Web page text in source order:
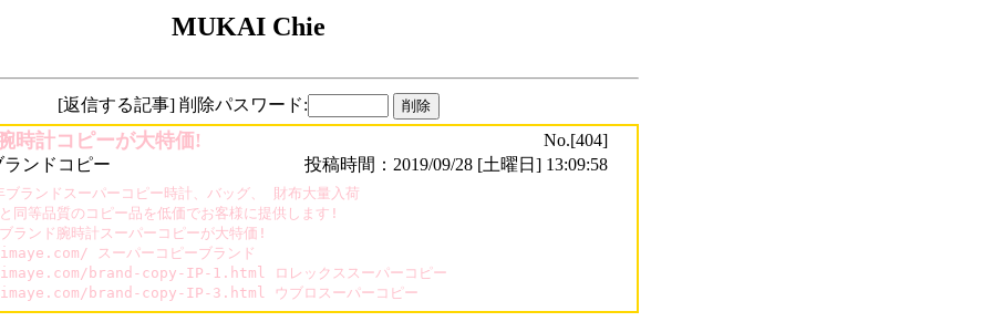
MUKAI Chie
[返信する記事] 削除パスワード:
時計コピーが大特価!
No.[404]
ンドコピー
投稿時間：2019/09/28 [土曜日] 13:09:58
ランドスーパーコピー時計、バッグ、 財布大量入荷
同等品質のコピー品を低価でお客様に提供します!
ランド腕時計スーパーコピーが大特価!
スーパーコピーブランド
brand-copy-IP-1.html ロレックススーパーコピー
brand-copy-IP-3.html ウブロスーパーコピー